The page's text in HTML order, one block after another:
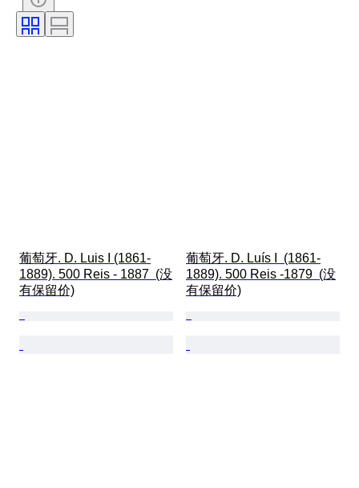
葡萄牙. D. Luis I (1861-
1889). 500 Reis - 1887  (没
有保留价)
葡萄牙. D. Luís I  (1861-
1889). 500 Reis -1879  (没
有保留价)